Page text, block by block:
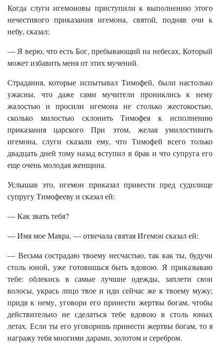
Когда слуги игемоновы приступили к выполнению этого
нечестивого приказания игемона, святой, подняв очи к
небу, сказал:
— Я верю, что есть Бог, пребывающий на небесах, Который
может избавить меня от этих мучений.
Страдания, которые испытывал Тимофей, были настолько
ужасны, что даже сами мучители прониклись к нему
жалостью и просили игемона не столько жестокостью,
сколько милостью склонить Тимофея к исполнению
приказания царского При этом, желая умилостивить
игемона, слуги сказали ему, что Тимофей всего только
двадцать дней тому назад вступил в брак и что супруга его
еще очень молодая женщина.
Услышав это, игемон приказал привести пред судилище
супругу Тимофееву и сказал ей:
— Как звать тебя?
— Имя мое Мавра, — отвечала святая Игемон сказал ей:
— Весьма сострадаю твоему несчастью, так как ты, будучи
столь юной, уже готовишься быть вдовою. Я приказываю
тебе: облекись в самые лучшие одежды, заплети свои
волосы, укрась лицо твое и иди сейчас же к твоему мужу;
придя к нему, уговори его принести жертвы богам, чтобы
действительно не сделаться тебе вдовою в столь юных
летах. Если ты его уговоришь принести жертвы богам, то я
награжу тебя многими дарами, золотом и серебром.